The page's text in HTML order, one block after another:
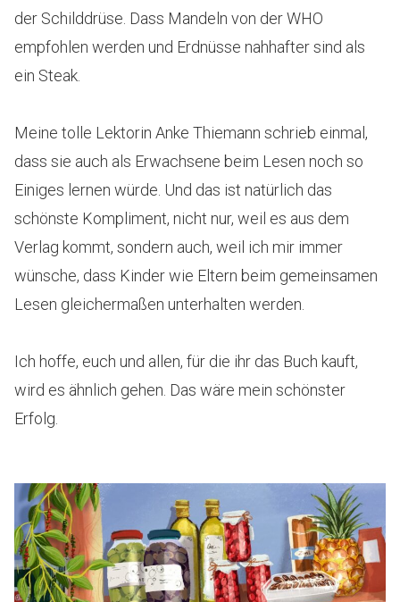
der Schilddrüse. Dass Mandeln von der WHO
empfohlen werden und Erdnüsse nahhafter sind als
ein Steak.
Meine tolle Lektorin Anke Thiemann schrieb einmal,
dass sie auch als Erwachsene beim Lesen noch so
Einiges lernen würde. Und das ist natürlich das
schönste Kompliment, nicht nur, weil es aus dem
Verlag kommt, sondern auch, weil ich mir immer
wünsche, dass Kinder wie Eltern beim gemeinsamen
Lesen gleichermaßen unterhalten werden.
Ich hoffe, euch und allen, für die ihr das Buch kauft,
wird es ähnlich gehen. Das wäre mein schönster
Erfolg.